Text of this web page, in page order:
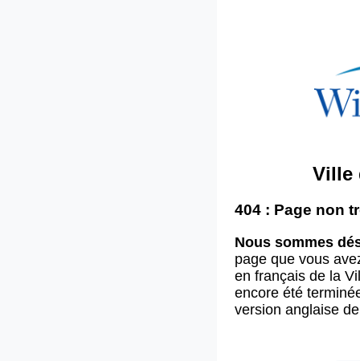
Ville
404 : Page non
Nous sommes
page que vous
en français de la
encore été
version anglaise